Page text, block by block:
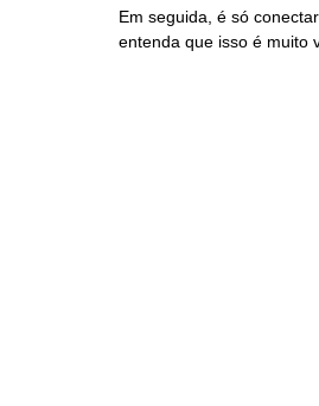
Em seguida, é só
entenda que isso é muito